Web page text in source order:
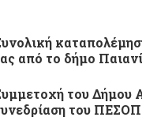
από το δήμο
του Δήμου
του